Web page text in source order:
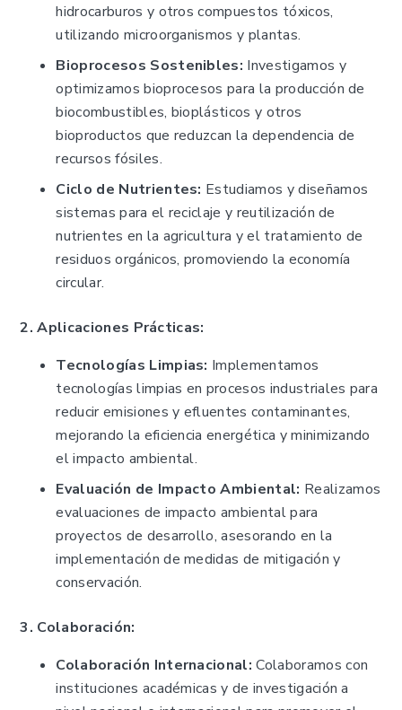
hidrocarburos y otros compuestos tóxicos,
utilizando microorganismos y plantas.
Bioprocesos Sostenibles: Investigamos y
optimizamos bioprocesos para la producción de
biocombustibles, bioplásticos y otros
bioproductos que reduzcan la dependencia de
recursos fósiles.
Ciclo de Nutrientes: Estudiamos y diseñamos
sistemas para el reciclaje y reutilización de
nutrientes en la agricultura y el tratamiento de
residuos orgánicos, promoviendo la economía
circular.
2. Aplicaciones Prácticas:
Tecnologías Limpias: Implementamos
tecnologías limpias en procesos industriales para
reducir emisiones y efluentes contaminantes,
mejorando la eficiencia energética y minimizando
el impacto ambiental.
Evaluación de Impacto Ambiental: Realizamos
evaluaciones de impacto ambiental para
proyectos de desarrollo, asesorando en la
implementación de medidas de mitigación y
conservación.
3. Colaboración:
Colaboración Internacional: Colaboramos con
instituciones académicas y de investigación a